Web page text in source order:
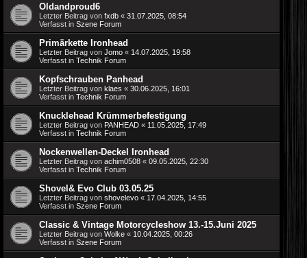
Oldandproud6
Letzter Beitrag von fxdb « 31.07.2025, 08:54
Verfasst in Szene Forum
Primärkette Ironhead
Letzter Beitrag von Jomo « 14.07.2025, 19:58
Verfasst in Technik Forum
Kopfschrauben Panhead
Letzter Beitrag von klaes « 30.06.2025, 16:01
Verfasst in Technik Forum
Knucklehead Krümmerbefestigung
Letzter Beitrag von PANHEAD « 11.05.2025, 17:49
Verfasst in Technik Forum
Nockenwellen-Deckel Ironhead
Letzter Beitrag von achim0508 « 09.05.2025, 22:30
Verfasst in Technik Forum
Shovel& Evo Club 03.05.25
Letzter Beitrag von shovelevo « 17.04.2025, 14:55
Verfasst in Szene Forum
Classic & Vintage Motorcycleshow 13.-15.Juni 2025
Letzter Beitrag von Wolke « 10.04.2025, 00:26
Verfasst in Szene Forum